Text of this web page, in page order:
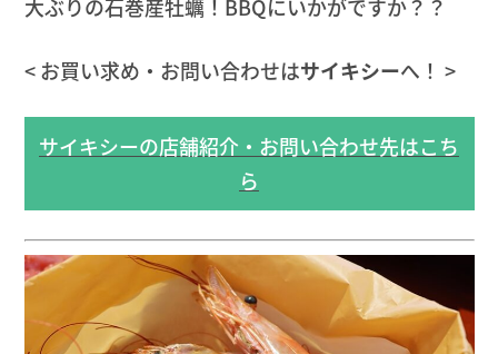
大ぶりの石巻産牡蠣！BBQにいかがですか？？
< お買い求め・お問い合わせはサイキシーへ！ >
サイキシーの店舗紹介・お問い合わせ先はこち
ら